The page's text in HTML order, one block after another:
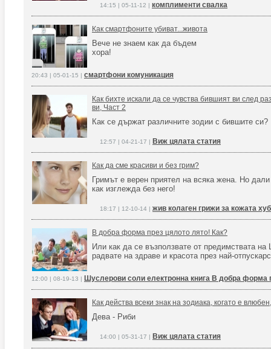
14:15 | 05-11-12 | комплименти свалка
Как смартфоните убиват...живота
Вече не знаем как да бъдем
хора!
20:43 | 05-01-15 | смартфони комуникация
Как бихте искали да се чувства бившият ви след
ви, Част 2
Как се държат различните зодии с бившите си?
12:57 | 04-21-17 | Виж цялата статия
Как да сме красиви и без грим?
Гримът е верен приятел на всяка жена. Но
как изглежда без него!
18:17 | 12-10-14 | жив колаген грижи за кожата
В добра форма през цялото лято! Как?
Или как да се възползвате от предимствата
радвате на здраве и красота през най-
12:00 | 08-19-13 | Шуслерови соли електронна книга В добра форма
Как действа всеки знак на зодиака, когато е влюбен,
Дева - Риби
14:00 | 05-31-17 | Виж цялата статия